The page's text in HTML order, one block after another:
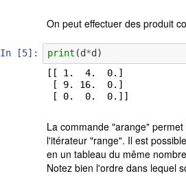
On peut effectuer des produit
In [5]: print (d*d )
[[ 1.  4.  0.]
La commande "arange"
l'itérateur "range". Il est
en un tableau du même
Notez bien l'ordre dans lequel